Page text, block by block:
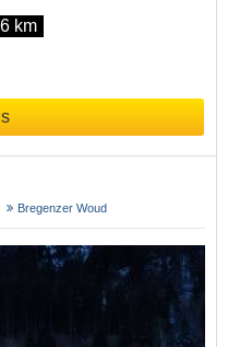
km
Bregenzer Woud